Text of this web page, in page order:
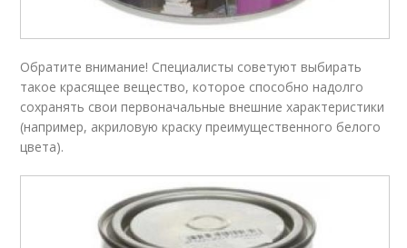
Обратите внимание! Специалисты советуют выбирать
такое красящее вещество, которое способно надолго
сохранять свои первоначальные внешние характеристики
(например, акриловую краску преимущественного белого
цвета).